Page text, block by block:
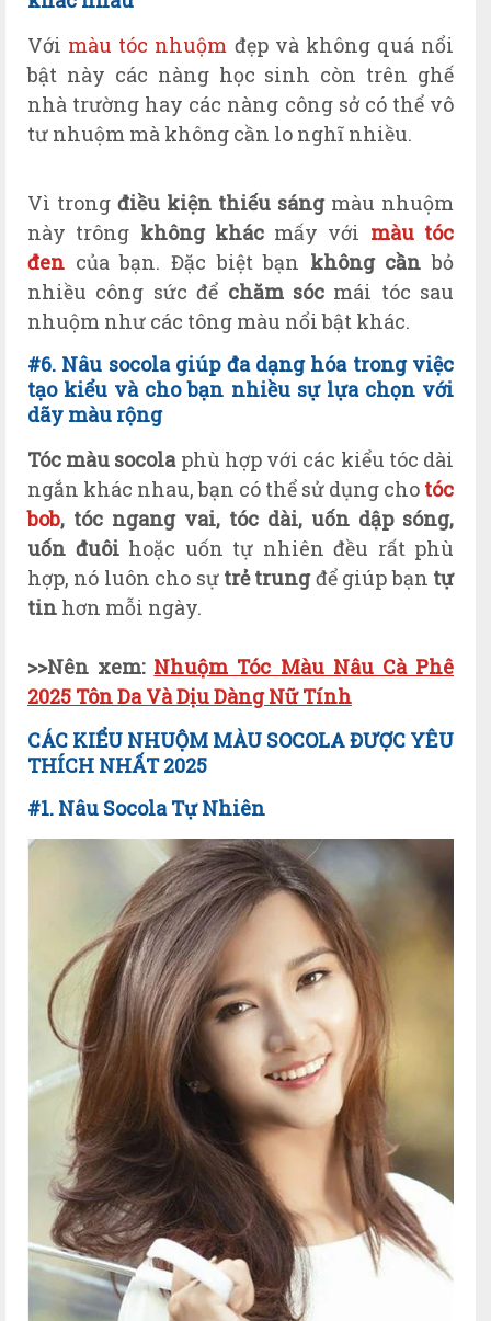
Với màu tóc nhuộm đẹp và không quá nổi
bật này các nàng học sinh còn trên ghế
nhà trường hay các nàng công sở có thể vô
tư nhuộm mà không cần lo nghĩ nhiều.
Vì trongđiều kiện thiếu sángmàu nhuộm
này trông không khácmấy với màu tóc
đen của bạn. Đặc biệt bạn không cần bỏ
nhiều công sức để chăm sócmái tóc sau
nhuộm như các tông màu nổi bật khác.
#6. Nâu socola giúp đa dạng hóa trong việc
tạo kiểu và cho bạn nhiều sự lựa chọn với
dãy màu rộng
Tóc màu socolaphù hợp với các kiểu tóc dài
ngắn khác nhau, bạn có thể sử dụng cho tóc
bob, tóc ngang vai, tóc dài, uốn dập sóng,
uốn đuôihoặc uốn tự nhiên đều rất phù
hợp, nó luôn cho sự trẻ trungđể giúp bạn tự
tin hơn mỗi ngày.
>>Nên xem: Nhuộm Tóc Màu Nâu Cà Phê
2025 Tôn Da Và Dịu Dàng Nữ Tính
CÁC KIỂU NHUỘM MÀU SOCOLA ĐƯỢC YÊU
THÍCH NHẤT2025
#1. Nâu Socola TựNhiên